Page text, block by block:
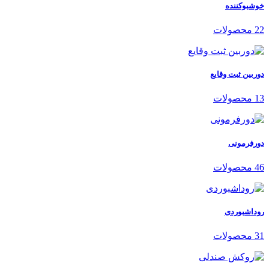
خوشبوکننده
22 محصولات
دوربین ثبت وقایع
13 محصولات
دورفرمونی
46 محصولات
روداشبوردی
31 محصولات